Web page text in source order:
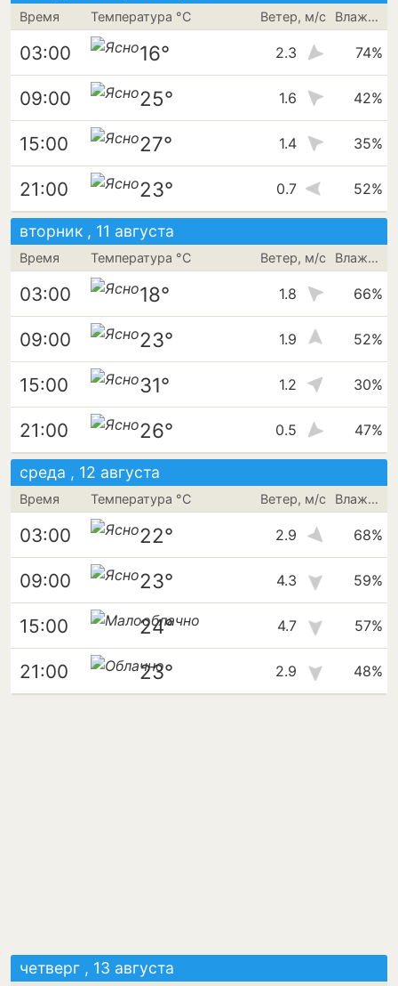
Время Температура °C Ветер, м/с Влажность
03:00 16° 2.3 74%
09:00 25° 1.6 42%
15:00 27° 1.4 35%
21:00 23° 0.7 52%
вторник , 11 августа
Время Температура °C Ветер, м/с Влажность
03:00 18° 1.8 66%
09:00 23° 1.9 52%
15:00 31° 1.2 30%
21:00 26° 0.5 47%
среда , 12 августа
Время Температура °C Ветер, м/с Влажность
03:00 22° 2.9 68%
09:00 23° 4.3 59%
15:00 24° 4.7 57%
21:00 23° 2.9 48%
четверг , 13 августа